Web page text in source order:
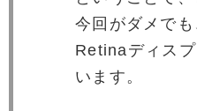
今回がダメで
Retinaディス
います。